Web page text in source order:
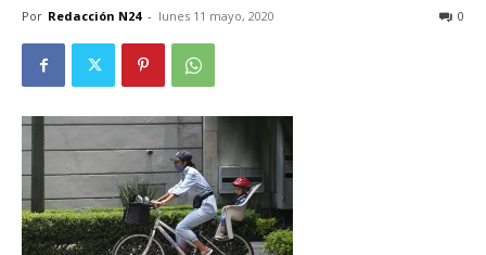
Por Redacción N24 - lunes 11 mayo, 2020 0